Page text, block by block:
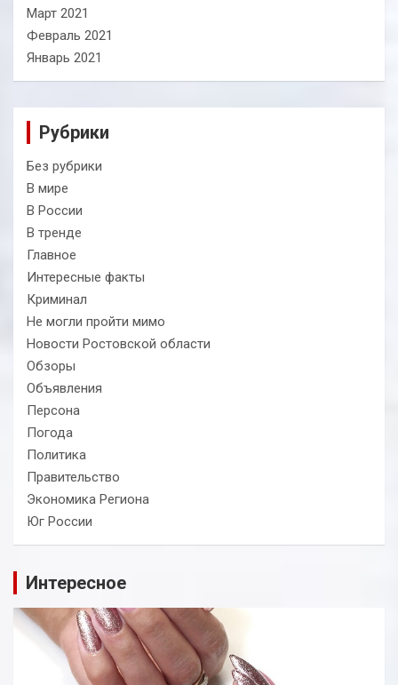
Март 2021
Февраль 2021
Январь 2021
Рубрики
Без рубрики
В мире
В России
В тренде
Главное
Интересные факты
Криминал
Не могли пройти мимо
Новости Ростовской области
Обзоры
Объявления
Персона
Погода
Политика
Правительство
Экономика Региона
Юг России
Интересное